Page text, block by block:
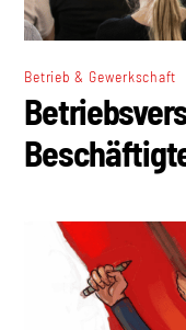
Betrieb & Gewerkschaft